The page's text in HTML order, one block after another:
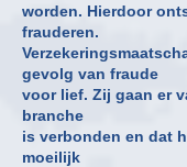
worden. Hierdoor
frauderen.
gevolg van fraude
voor lief. Zij gaan er
branche
is verbonden en dat
moeilijk